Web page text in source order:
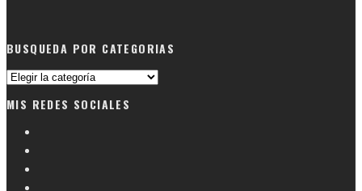
BUSQUEDA POR CATEGORIAS
Busqueda
categorias
MIS REDES SOCIALES